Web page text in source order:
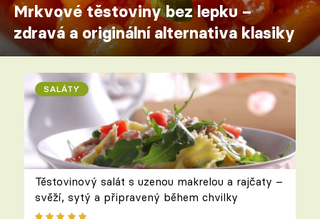
Mrkvové těstoviny bez lepku –
zdravá a originální alternativa klasiky
SALÁTY
Těstovinový salát s uzenou makrelou a rajčaty –
svěží, sytý a připravený během chvilky